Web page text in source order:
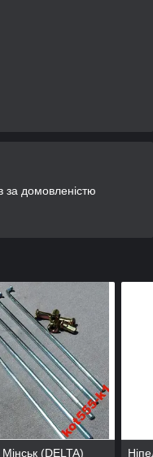
за домовленістю
(DELTA)